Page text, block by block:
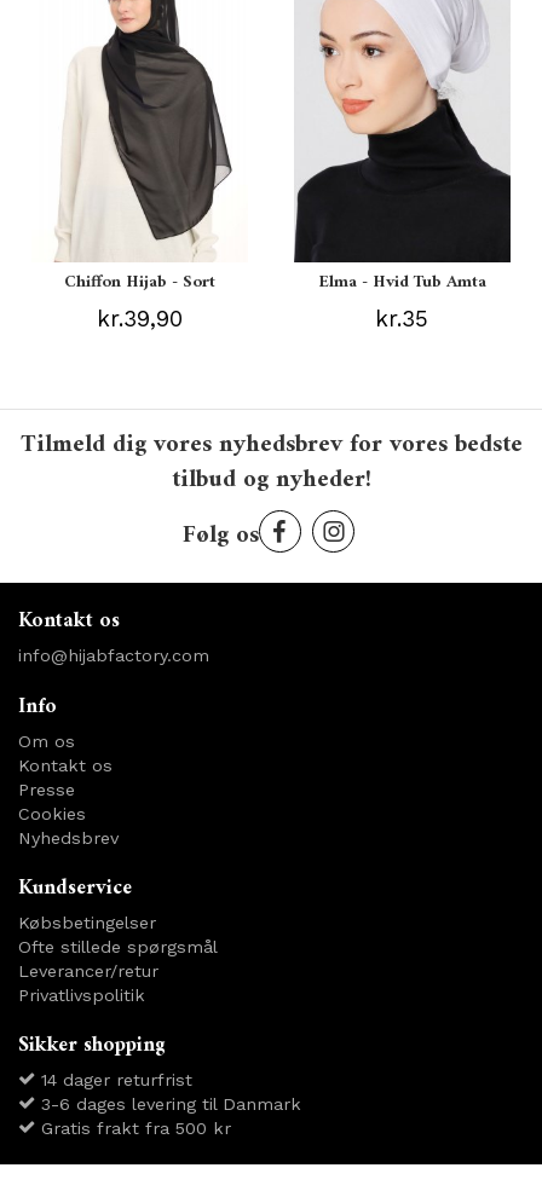
Chiffon Hijab - Sort
kr.39,90
Elma - Hvid Tub Amta
kr.35
Tilmeld dig vores nyhedsbrev for vores bedste
tilbud og nyheder!
Følg os
Kontakt os
info@hijabfactory.com
Info
Om os
Kontakt os
Presse
Cookies
Nyhedsbrev
Kundservice
Købsbetingelser
Ofte stillede spørgsmål
Leverancer/retur
Privatlivspolitik
Sikker shopping
14 dager returfrist
3-6 dages levering til Danmark
Gratis frakt fra 500 kr